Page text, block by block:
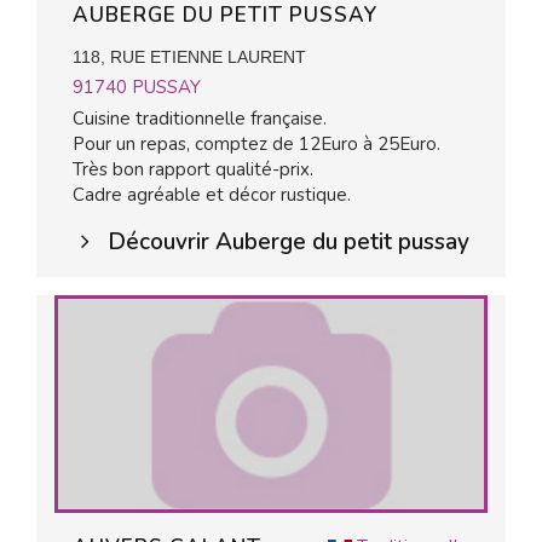
AUBERGE DU PETIT PUSSAY
118, RUE ETIENNE LAURENT
91740 PUSSAY
Cuisine traditionnelle française.
Pour un repas, comptez de 12Euro à 25Euro.
Très bon rapport qualité-prix.
Cadre agréable et décor rustique.
Découvrir Auberge du petit pussay